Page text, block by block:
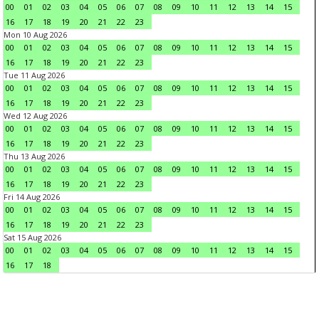
00
01 02 03 04 05 06 07 08 09 10 11 12 13 14
15
16
17 18 19 20 21 22
23
Mon 10 Aug 2026
00
01 02 03 04 05 06 07 08 09 10 11 12 13 14
15
16
17 18 19 20 21 22
23
Tue 11 Aug 2026
00
01 02 03 04 05 06 07 08 09 10 11 12 13 14
15
16
17 18 19 20 21 22
23
Wed 12 Aug 2026
00
01 02 03 04 05 06 07 08 09 10 11 12 13 14
15
16
17 18 19 20 21 22
23
Thu 13 Aug 2026
00
01 02 03 04 05 06 07 08 09 10 11 12 13 14
15
16
17 18 19 20 21 22
23
Fri 14 Aug 2026
00
01 02 03 04 05 06 07 08 09 10 11 12 13 14
15
16
17 18 19 20 21 22
23
Sat 15 Aug 2026
00
01 02 03 04 05 06 07 08 09 10 11 12 13 14
15
16
17 18